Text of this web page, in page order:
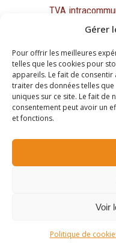
Gérer
Pour offrir les meilleures
telles que les cookies pour
appareils. Le fait de
traiter des données telles
uniques sur ce site. Le fait de
consentement peut avoir un
et fonctions.
Voir
Politique de
TVA
Protection des